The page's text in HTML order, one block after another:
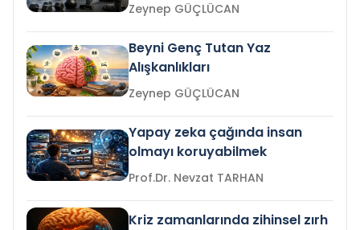
Zeynep GÜÇLÜCAN
Beyni Genç Tutan Yaz
Alışkanlıkları
Zeynep GÜÇLÜCAN
Yapay zeka çağında insan
olmayı koruyabilmek
Prof.Dr. Nevzat TARHAN
Kriz zamanlarında zihinsel zırh